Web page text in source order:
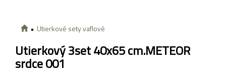
Utierkové sety vaflové
Utierkový 3set 40x65 cm.METEOR
srdce 001